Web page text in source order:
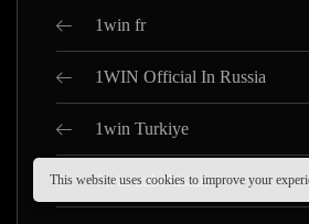
1win fr
1WIN Official In Russia
1win Turkiye
1win uzbekistan
This website uses cookies to improve your